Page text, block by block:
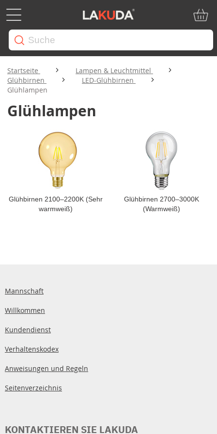
Startseite
Lampen & Leuchtmittel
Glühbirnen
LED-Glühbirnen
Glühlampen
Glühlampen
Glühbirnen 2100–2200K (Sehr
warmweiß)
Glühbirnen 2700–3000K
(Warmweiß)
Mannschaft
Willkommen
Kundendienst
Verhaltenskodex
Anweisungen und Regeln
Seitenverzeichnis
KONTAKTIEREN SIE LAKUDA